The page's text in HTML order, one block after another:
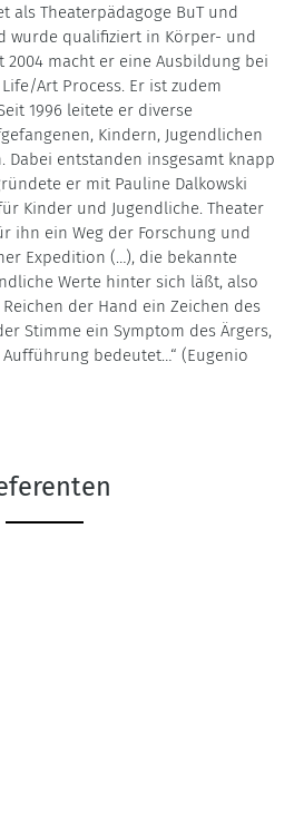
als Theaterpädagoge BuT und
wurde qualifiziert in Körper- und
2004 macht er eine Ausbildung bei
Art Process. Er ist zudem
1996 leitete er diverse
Kindern, Jugendlichen
Dabei entstanden insgesamt knapp
er mit Pauline Dalkowski
Kinder und Jugendliche. Theater
ihn ein Weg der Forschung und
Expedition (…), die bekannte
Werte hinter sich läßt, also
der Hand ein Zeichen des
Stimme ein Symptom des Ärgers,
bedeutet…“ (Eugenio